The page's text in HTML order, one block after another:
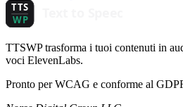
TTSWP trasforma i tuoi contenuti in
voci ElevenLabs.
Pronto per WCAG e conforme al